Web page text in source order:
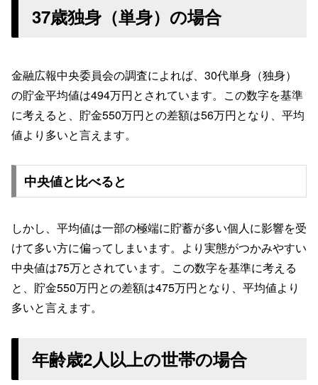
37歳独身（単身）の場合
金融広報中央委員会の調査によれば、30代単身（独身）
の貯金平均値は494万円とされています。この数字を基準
に考えると、貯金550万円との差額は56万円となり、平均
値より多いと言えます。
中央値と比べると
しかし、平均値は一部の極端に貯蓄が多い個人に影響を受
けて多い方に偏ってしまいます。より実態がつかみやすい
中央値は75万とされています。この数字を基準に考える
と、貯金550万円との差額は475万円となり、平均値より
多いと言えます。
年齢歳2人以上の世帯の場合